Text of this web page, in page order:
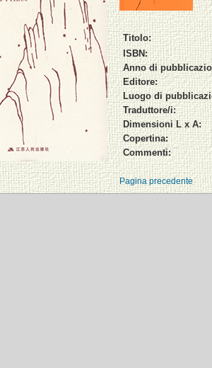
Titolo:
ISBN:
Anno di
Editore:
Luogo di
Traduttore/i:
Dimensioni L x A:
Copertina:
Commenti:
Pagina precedente